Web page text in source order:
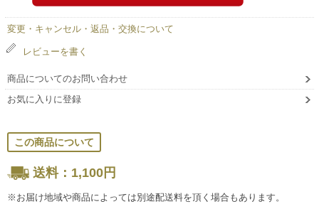
変更・キャンセル・返品・交換について
レビューを書く
商品についてのお問い合わせ
お気に入りに登録
この商品について
送料：1,100円
※お届け地域や商品によっては別途配送料を頂く場合もあります。